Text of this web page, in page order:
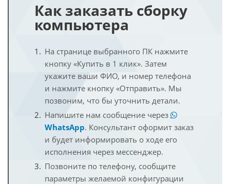
Как заказать сборку
компьютера
На странице выбранного ПК нажмите
кнопку «Купить в 1 клик». Затем
укажите ваши ФИО, и номер телефона
и нажмите кнопку «Отправить». Мы
позвоним, что бы уточнить детали.
Напишите нам сообщение через
WhatsApp. Консультант оформит заказ
и будет информировать о ходе его
исполнения через мессенджер.
Позвоните по телефону, сообщите
параметры желаемой конфигурации